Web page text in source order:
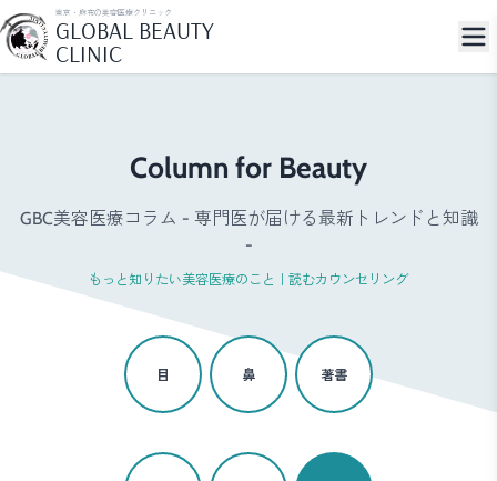
東京・麻布の美容医療クリニック
GLOBAL BEAUTY
CLINIC
Column for Beauty
GBC美容医療コラム - 専門医が届ける最新トレンドと知識
-
もっと知りたい美容医療のこと｜読むカウンセリング
目 鼻 著書